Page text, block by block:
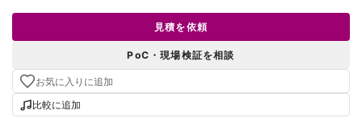
見積を依頼
PoC・現場検証を相談
お気に入りに追加
比較に追加